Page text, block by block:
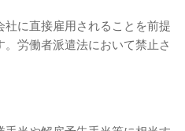
に直接雇用されることを前提
労働者派遣法において禁止さ